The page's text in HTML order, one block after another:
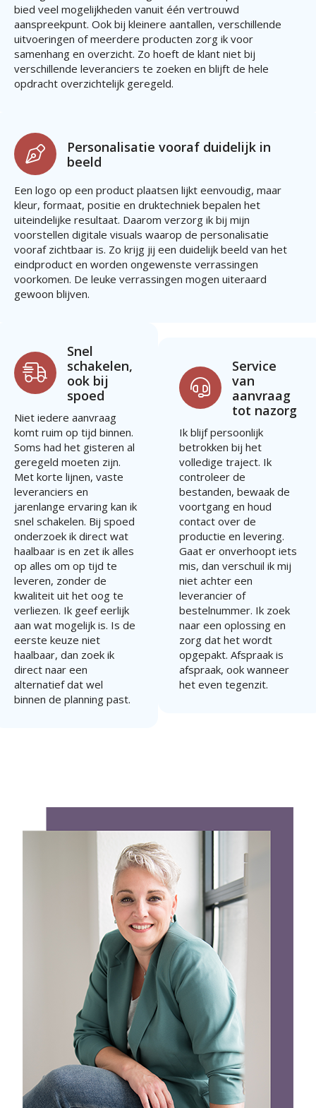
bied veel mogelijkheden vanuit één vertrouwd
aanspreekpunt. Ook bij kleinere aantallen, verschillende
uitvoeringen of meerdere producten zorg ik voor
samenhang en overzicht. Zo hoeft de klant niet bij
verschillende leveranciers te zoeken en blijft de hele
opdracht overzichtelijk geregeld.
Personalisatie vooraf duidelijk in
beeld
Een logo op een product plaatsen lijkt eenvoudig, maar
kleur, formaat, positie en druktechniek bepalen het
uiteindelijke resultaat. Daarom verzorg ik bij mijn
voorstellen digitale visuals waarop de personalisatie
vooraf zichtbaar is. Zo krijg jij een duidelijk beeld van het
eindproduct en worden ongewenste verrassingen
voorkomen. De leuke verrassingen mogen uiteraard
gewoon blijven.
Snel
schakelen,
ook bij
spoed
Niet iedere aanvraag
komt ruim op tijd binnen.
Soms had het gisteren al
geregeld moeten zijn.
Met korte lijnen, vaste
leveranciers en
jarenlange ervaring kan ik
snel schakelen. Bij spoed
onderzoek ik direct wat
haalbaar is en zet ik alles
op alles om op tijd te
leveren, zonder de
kwaliteit uit het oog te
verliezen. Ik geef eerlijk
aan wat mogelijk is. Is de
eerste keuze niet
haalbaar, dan zoek ik
direct naar een
alternatief dat wel
binnen de planning past.
Service
van
aanvraag
tot nazorg
Ik blijf persoonlijk
betrokken bij het
volledige traject. Ik
controleer de
bestanden, bewaak de
voortgang en houd
contact over de
productie en levering.
Gaat er onverhoopt iets
mis, dan verschuil ik mij
niet achter een
leverancier of
bestelnummer. Ik zoek
naar een oplossing en
zorg dat het wordt
opgepakt. Afspraak is
afspraak, ook wanneer
het even tegenzit.